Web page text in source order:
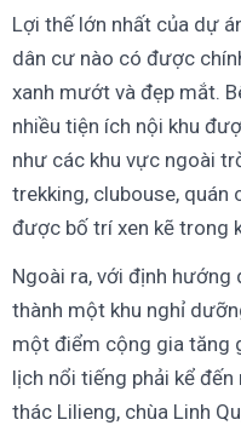
Lợi thế lớn nhất của dự
dân cư nào có được
xanh mướt và đẹp mắt.
nhiều tiện ích nội khu
như các khu vực ngoài
trekking, clubouse,
được bố trí xen kẽ trong
Ngoài ra, với định hướng
thành một khu nghỉ
một điểm cộng gia tăng
lịch nổi tiếng phải kể
thác Lilieng, chùa Linh